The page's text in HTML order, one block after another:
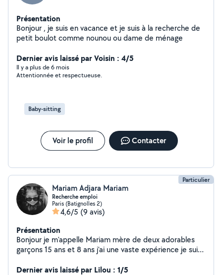
Présentation
Bonjour , je suis en vacance et je suis à la recherche de
petit boulot comme nounou ou dame de ménage
Dernier avis laissé par Voisin : 4/5
Il y a plus de 6 mois
Attentionnée et respectueuse.
Baby-sitting
Voir le profil Contacter
Particulier
Mariam Adjara Mariam
Recherche emploi
Paris (Batignolles 2)
4,6/5 (9 avis)
Présentation
Bonjour je m'appelle Mariam mère de deux adorables
garçons 15 ans et 8 ans j'ai une vaste expérience je suis
responsable attentionné joyeux patiente propre et
Dernier avis laissé par Lilou : 1/5